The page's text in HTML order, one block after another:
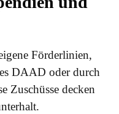
Förderlinien,
DAAD oder durch
Zuschüsse decken